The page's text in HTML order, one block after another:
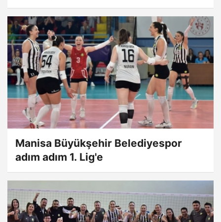
Manisa Büyükşehir Belediyespor
adım adım 1. Lig'e